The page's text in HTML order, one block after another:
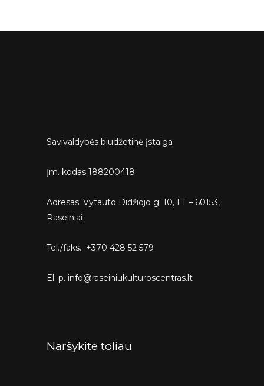
Savivaldybės biudžetinė įstaiga
Įm. kodas 188200418
Adresas: Vytauto Didžiojo g. 10, LT – 60153,
Raseiniai
Tel./faks. +370 428 52 579
El. p. info@raseiniukulturoscentras.lt
Naršykite toliau